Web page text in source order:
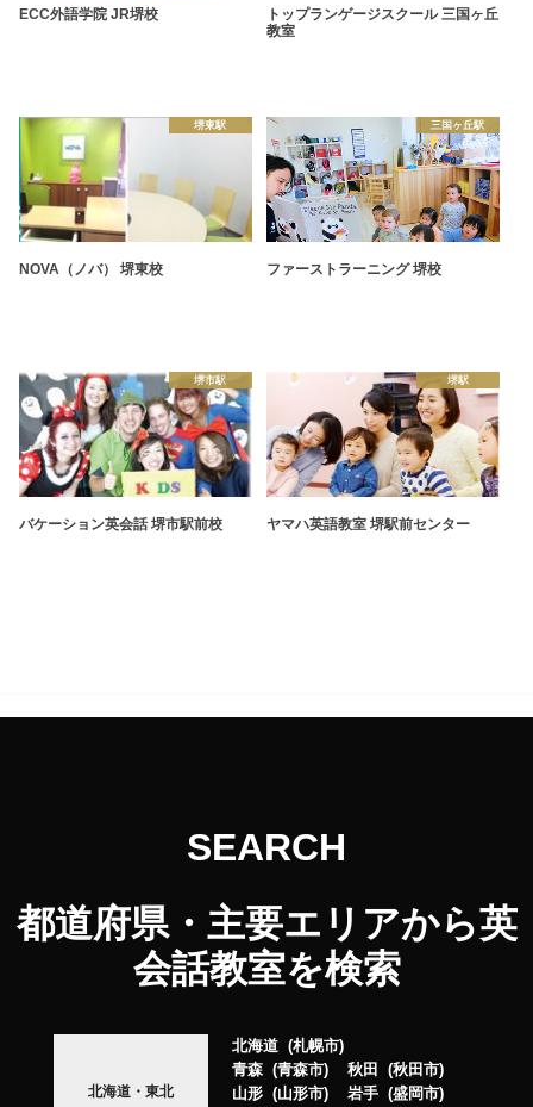
ECC外語学院 JR堺校
トップランゲージスクール 三国ヶ丘
教室
堺東駅
NOVA（ノバ） 堺東校
三国ヶ丘駅
ファーストラーニング 堺校
堺市駅
バケーション英会話 堺市駅前校
堺駅
ヤマハ英語教室 堺駅前センター
SEARCH
都道府県・主要エリアから英
会話教室を検索
北海道・東北
北海道
札幌市
青森
青森市 秋田
秋田市
山形
山形市 岩手
盛岡市